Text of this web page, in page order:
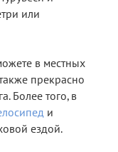
или
в местных
прекрасно
Более того, в
и
ездой.